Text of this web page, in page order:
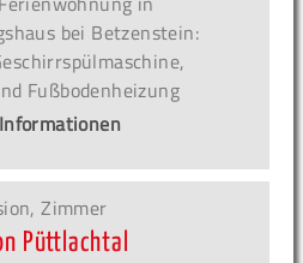
bei Betzenstein:
Fußbodenheizung
Zimmer
Püttlachtal